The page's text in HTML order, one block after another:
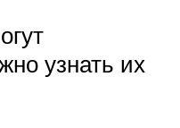
узнать их